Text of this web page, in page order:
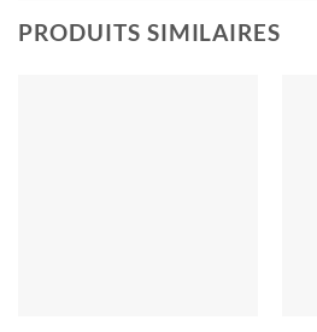
PRODUITS SIMILAIRES